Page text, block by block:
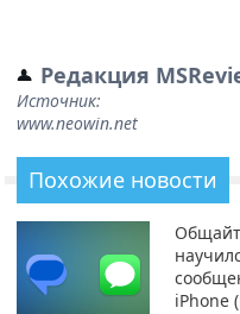
Редакция
Источник:
www.neowin.net
Похожие новости
iPhone